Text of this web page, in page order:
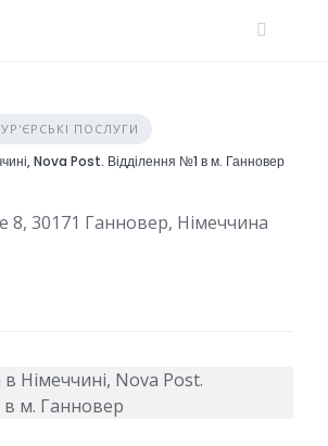
ПОСЛУГИ
Nova Post. Відділення №1 в м. Ганновер
8, 30171 Ганновер, Німеччина